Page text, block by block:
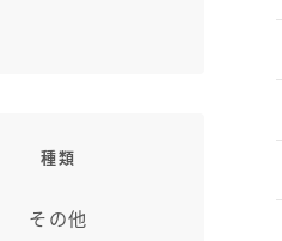
種類
その他